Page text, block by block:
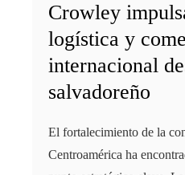
Crowley
logística y
internacional
salvadoreño
El fortalecimiento de la
Centroamérica ha